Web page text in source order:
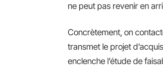
ne peut pas revenir en
Concrètement, on
transmet le projet
enclenche l’étude de